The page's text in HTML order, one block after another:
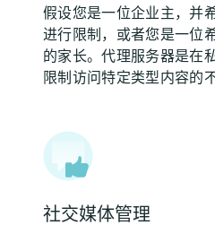
假设您是一位企业主，并
进行限制，或者您是一位
的家长。代理服务器是在
限制访问特定类型内容的
社交媒体管理